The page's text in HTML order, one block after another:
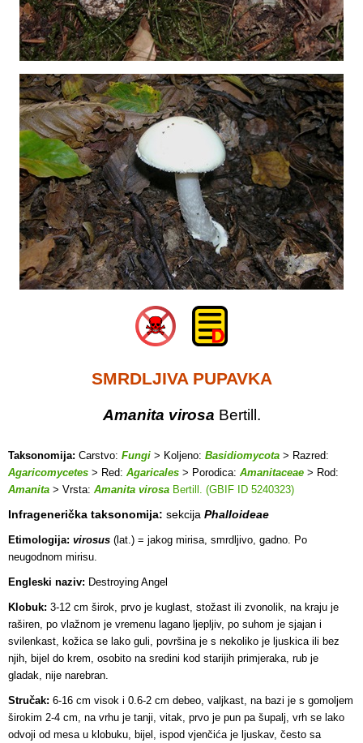
SMRDLJIVA PUPAVKA
Amanita virosa Bertill.
Taksonomija: Carstvo: Fungi > Koljeno: Basidiomycota > Razred:
Agaricomycetes > Red: Agaricales > Porodica: Amanitaceae > Rod:
Amanita > Vrsta: Amanita virosa Bertill. (GBIF ID 5240323)
Infragenerička taksonomija: sekcija Phalloideae
Etimologija: virosus (lat.) = jakog mirisa, smrdljivo, gadno. Po
neugodnom mirisu.
Engleski naziv: Destroying Angel
Klobuk: 3-12 cm širok, prvo je kuglast, stožast ili zvonolik, na kraju je
raširen, po vlažnom je vremenu lagano ljepljiv, po suhom je sjajan i
svilenkast, kožica se lako guli, površina je s nekoliko je ljuskica ili bez
njih, bijel do krem, osobito na sredini kod starijih primjeraka, rub je
gladak, nije narebran.
Stručak: 6-16 cm visok i 0.6-2 cm debeo, valjkast, na bazi je s gomoljem
širokim 2-4 cm, na vrhu je tanji, vitak, prvo je pun pa šupalj, vrh se lako
odvoji od mesa u klobuku, bijel, ispod vjenčića je ljuskav, često sa